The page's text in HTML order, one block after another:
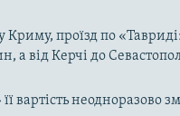
проїзд по
а від Керчі до
вартість неодноразово